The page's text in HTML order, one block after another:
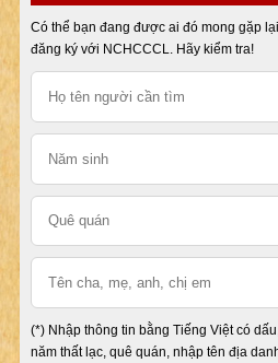
Có thể bạn đang được ai đó mong gặp
đăng ký với NCHCCCL. Hãy kiểm tra!
(*) Nhập thông tin bằng Tiếng Việt có
năm thất lạc, quê quán, nhập tên địa